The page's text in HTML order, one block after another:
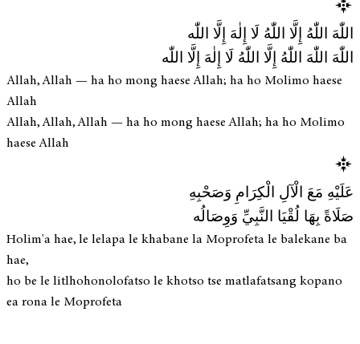
اللّٰهَ اللّٰهُ إِلَّا اللّٰهُ لَا إِلٰهَ إِلَّا اللّٰه
اللّٰهَ اللّٰهَ اللّٰهُ إِلَّا اللّٰهُ لَا إِلٰهَ إِلَّا اللّٰه
Allah, Allah — ha ho mong haese Allah; ha ho Molimo haese
Allah
Allah, Allah, Allah — ha ho mong haese Allah; ha ho Molimo
haese Allah
عَلَيْهِ مَعَ الْآلِ الْكِرَامِ وَصَحْبِهِ
صَلَاةً بِهَا لُقْيَا النَّبِيِّ وَوِصَالُه
Holim'a hae, le lelapa le khabane la Moprofeta le balekane ba
hae,
ho be le litlhohonolofatso le khotso tse matlafatsang kopano
ea rona le Moprofeta